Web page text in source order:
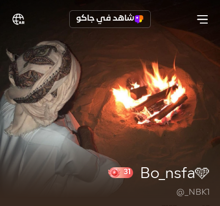
شاهد في جاكو
Bo_nsfa🩵
@_NBK1